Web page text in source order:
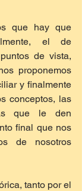
que hay que
el de
de vista,
proponemos
y finalmente
conceptos, las
que le den
final que nos
de nosotros
tanto por el